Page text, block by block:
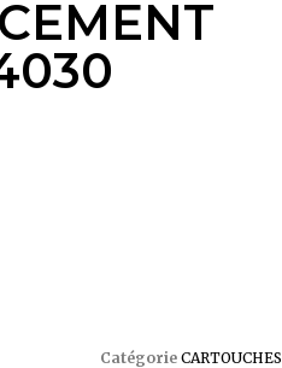
Catégorie CARTOUCHES